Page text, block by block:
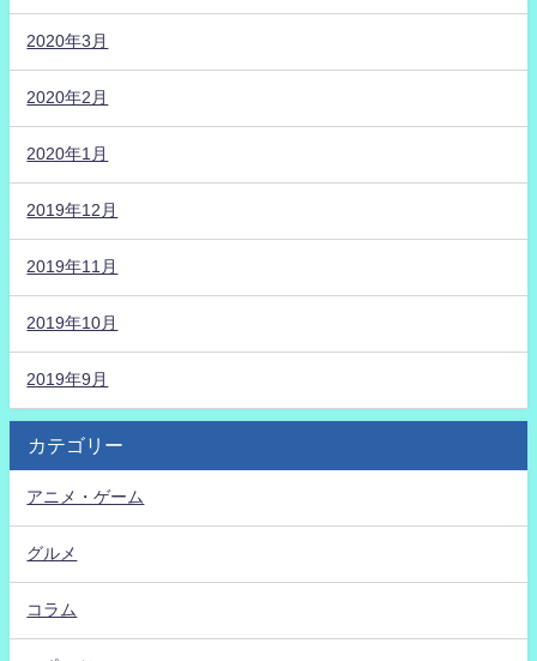
2020年3月
2020年2月
2020年1月
2019年12月
2019年11月
2019年10月
2019年9月
カテゴリー
アニメ・ゲーム
グルメ
コラム